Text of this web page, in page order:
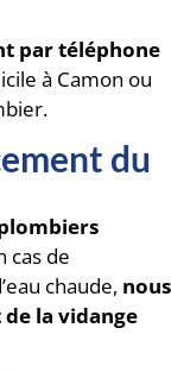
par téléphone
à Camon ou
du
cas de
chaude, nous
la vidange